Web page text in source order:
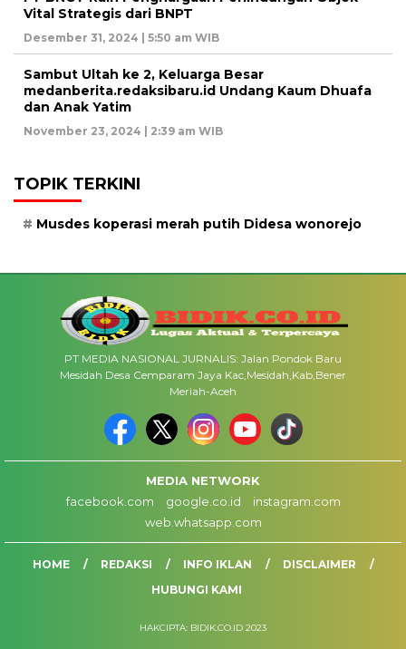
Vital Strategis dari BNPT
Desember 31, 2024 | 5:50 am WIB
Sambut Ultah ke 2, Keluarga Besar
medanberita.redaksibaru.id Undang Kaum Dhuafa
dan Anak Yatim
November 23, 2024 | 2:39 am WIB
TOPIK TERKINI
Musdes koperasi merah putih Didesa wonorejo
PT MEDIA NASIONAL JURNALIS: Jalan Pondok Baru
Mesidah Desa Cemparam Jaya Kac,Mesidah,Kab,Bener
Meriah-Aceh
MEDIA NETWORK
facebook.com
google.co.id
instagram.com
web.whatsapp.com
HOME REDAKSI INFO IKLAN
DISCLAIMER
HUBUNGI KAMI
HAKCIPTA: BIDIK.CO.ID 2023